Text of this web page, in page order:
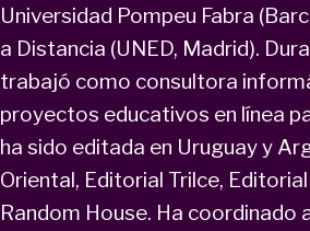
Universidad Pompeu Fabra
a Distancia (UNED, Madrid).
trabajó como consultora
proyectos educativos en línea
ha sido editada en Uruguay y
Oriental, Editorial Trilce,
Random House. Ha coordinado